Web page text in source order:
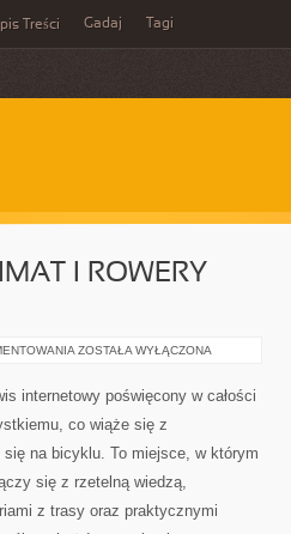
Treści Gadaj Tagi
I ROWERY
ROWER
KLIMAT
ROWERY
ZOSTAŁA WYŁĄCZONA
internetowy poświęcony w całości
co wiąże się z
na bicyklu. To miejsce, w którym
się z rzetelną wiedzą,
z trasy oraz praktycznymi